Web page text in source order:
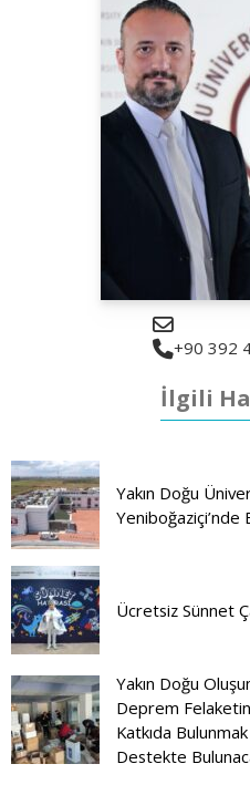
+90 392
İlgili
Yakın Doğu
Yeniboğaziçi’nde
Ücretsiz Sünnet
Yakın Doğu
Deprem
Katkıda
Destekte